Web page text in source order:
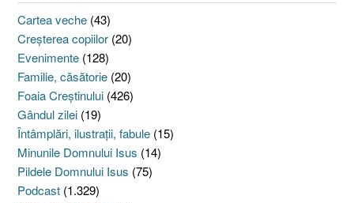
Cartea veche (43)
Creşterea copiilor (20)
Evenimente (128)
Familie, căsătorie (20)
Foaia Creştinului (426)
Gândul zilei (19)
Întâmplări, ilustraţii, fabule (15)
Minunile Domnului Isus (14)
Pildele Domnului Isus (75)
Podcast (1.329)